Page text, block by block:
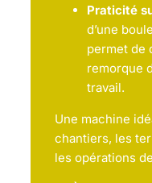
Praticité
d’une
permet de
remorque
travail.
Une machine
chantiers, les
les opérations